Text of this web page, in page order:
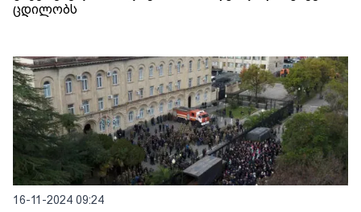
ცდილობს
16-11-2024 09:24